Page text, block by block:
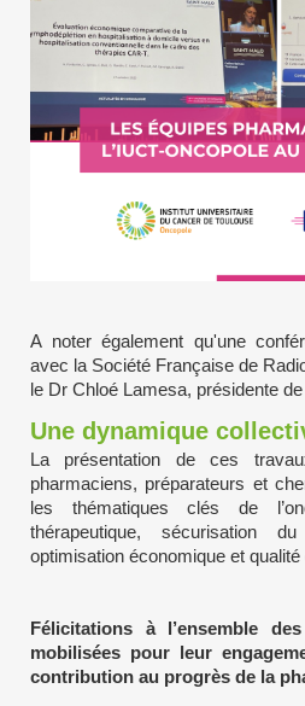
A noter également qu'une
avec la Société Française de
le Dr Chloé Lamesa, présidente
Une dynamique
La présentation de ces
pharmaciens, préparateurs et
les thématiques clés de
thérapeutique, sécurisation
optimisation économique et
Félicitations à l’ensemble
mobilisées pour leur
contribution au progrès de la